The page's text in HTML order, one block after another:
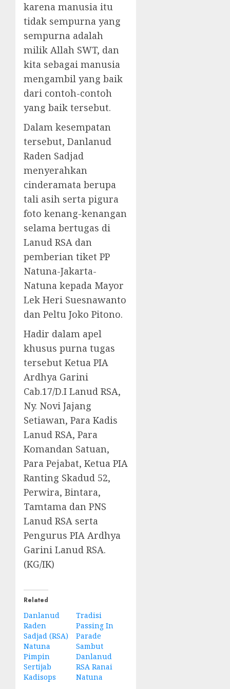
karena manusia itu
tidak sempurna yang
sempurna adalah
milik Allah SWT, dan
kita sebagai manusia
mengambil yang baik
dari contoh-contoh
yang baik tersebut.
Dalam kesempatan
tersebut, Danlanud
Raden Sadjad
menyerahkan
cinderamata berupa
tali asih serta pigura
foto kenang-kenangan
selama bertugas di
Lanud RSA dan
pemberian tiket PP
Natuna-Jakarta-
Natuna kepada Mayor
Lek Heri Suesnawanto
dan Peltu Joko Pitono.
Hadir dalam apel
khusus purna tugas
tersebut Ketua PIA
Ardhya Garini
Cab.17/D.I Lanud RSA,
Ny. Novi Jajang
Setiawan, Para Kadis
Lanud RSA, Para
Komandan Satuan,
Para Pejabat, Ketua PIA
Ranting Skadud 52,
Perwira, Bintara,
Tamtama dan PNS
Lanud RSA serta
Pengurus PIA Ardhya
Garini Lanud RSA.
(KG/IK)
Related
Danlanud
Raden
Sadjad (RSA)
Natuna
Pimpin
Sertijab
Kadisops
Tradisi
Passing In
Parade
Sambut
Danlanud
RSA Ranai
Natuna